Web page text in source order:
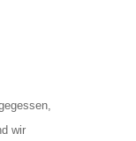
wir